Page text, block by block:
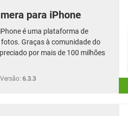
para iPhone
é uma plataforma de
Graças à comunidade do
por mais de 100 milhões
Versão: 6.3.3